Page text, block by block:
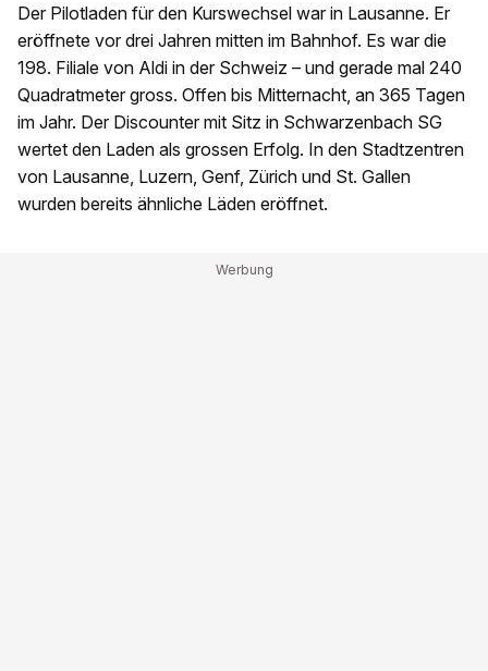
Der Pilotladen für den Kurswechsel war in Lausanne. Er
eröffnete vor drei Jahren mitten im Bahnhof. Es war die
198. Filiale von Aldi in der Schweiz – und gerade mal 240
Quadratmeter gross. Offen bis Mitternacht, an 365 Tagen
im Jahr. Der Discounter mit Sitz in Schwarzenbach SG
wertet den Laden als grossen Erfolg. In den Stadtzentren
von Lausanne, Luzern, Genf, Zürich und St. Gallen
wurden bereits ähnliche Läden eröffnet.